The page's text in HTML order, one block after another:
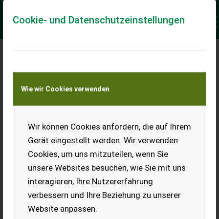
Cookie- und Datenschutzeinstellungen
Wie wir Cookies verwenden
Wir können Cookies anfordern, die auf Ihrem
Gerät eingestellt werden. Wir verwenden
Cookies, um uns mitzuteilen, wenn Sie
unsere Websites besuchen, wie Sie mit uns
interagieren, Ihre Nutzererfahrung
verbessern und Ihre Beziehung zu unserer
Website anpassen.
Meine Transportkostenanfrage
Transport von Land- und Baumaschinen –
KEINE Tiertransporte
Ladeort
Ort